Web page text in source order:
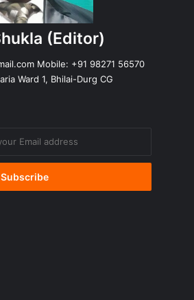
(Editor)
Mobile: +91 98271 56570
Ward 1, Bhilai-Durg CG